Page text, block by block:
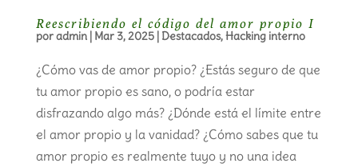
Reescribiendo el código del amor propio I
poradmin| Mar 3, 2025| Destacados,Hacking interno
¿Cómo vas de amor propio? ¿Estás seguro de que
tu amor propio es sano, o podría estar
disfrazando algo más? ¿Dónde está el límite entre
el amor propio y la vanidad? ¿Cómo sabes que tu
amor propio es realmente tuyo y no una idea